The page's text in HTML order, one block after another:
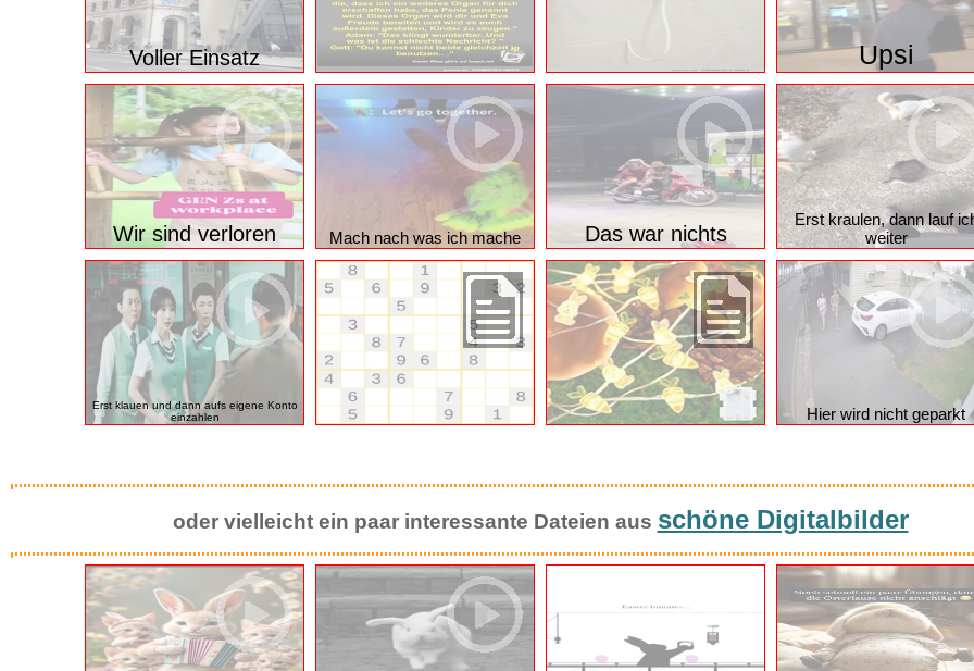
Voller Einsatz Upsi
Wir sind verloren Mach nach was ich mache Das war nichts
Erst kraulen, dann lauf
weiter
Erst klauen und dann aufs eigene Konto
einzahlen
Hier wird nicht geparkt
oder vielleicht ein paar interessante Dateien aus schöne Digitalbilder